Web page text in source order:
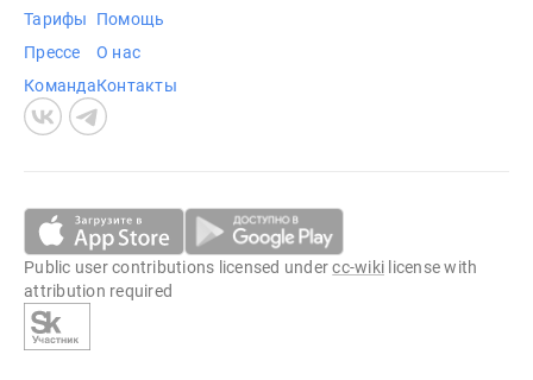
Тарифы
Прессе
Команда
Помощь
О нас
Контакты
Public user contributions licensed undercc-wiki license with
attribution required